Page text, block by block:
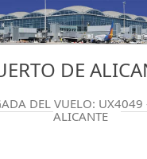
DE
DEL VUELO:
ALICANTE